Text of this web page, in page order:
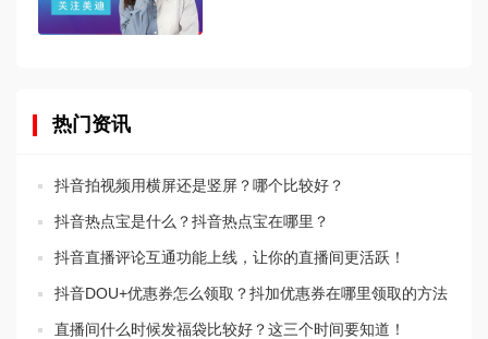
热门资讯
抖音拍视频用横屏还是竖屏？哪个比较好？
抖音热点宝是什么？抖音热点宝在哪里？
抖音直播评论互通功能上线，让你的直播间更活跃！
抖音DOU+优惠券怎么领取？抖加优惠券在哪里领取的方法
直播间什么时候发福袋比较好？这三个时间要知道！